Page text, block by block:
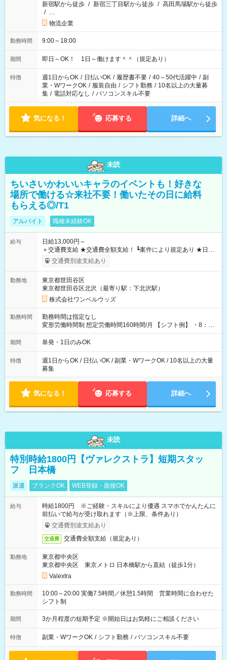
新宿駅から徒歩 / 新宿三丁目駅から徒歩 / 高田馬場駅から徒歩
/ …
物流企業
勤務時間 9:00～18:00
期間 即日～OK！ 1日～働けます＾＾（規定あり）
特徴 週1日からOK / 日払いOK / 履歴書不要 / 40～50代活躍中 / 副
業・WワークOK / 服装自由 / シフト勤務 / 10名以上の大量募
集 / 電話対応なし / パソコンスキル不要
気になる！ 応募する 詳細へ
未読
ちいさいかわいいキャラのイベントも！好きな
場所で働ける☆来社不要！働いたその日に給料
もらえる◎/T1
アルバイト 職種未経験OK
給与
日給13,000円～
＋交通費支給 ★交通費全額支給！ ┗案件により規定あり ★日払
いOK！（規定あり） ┗働いたその日に現金GET♪ お仕事後はコ
ンビニATMから 日払い分を引き落とせます！ 【試用期間】試
交通費別途支給あり
勤務地
東京都世田谷区
東京都世田谷区北沢（最寄り駅：下北沢駅）
株式会社ワンベルウッズ
勤務時間
勤務時間は指定なし
変形労働時間制 想定労働時間160時間/月 【シフト例】 ・8：00
～21：00
期間 単発・1日のみOK
特徴
週1日からOK / 日払いOK / 副業・WワークOK / 10名以上の大量
募集
気になる！ 応募する 詳細へ
未読
特別時給1800円【ヴァレクストラ】短期スタッ
フ 日本橋
派遣 ブランクOK WEB登録・面接OK
給与
時給1800円 ※ご経験・スキルにより優遇 スマホでかんたんに
前払いで給与が受け取れます（※上限、条件あり）
交通費別途支給あり
交通費 交通費全額支給（規定あり）
勤務地
東京都中央区
東京都中央区 東京メトロ 日本橋駅から直結（徒歩1分）
Valextra
勤務時間
10:00～20:00 実働7.5時間／休憩1.5時間 営業時間に合わせた
シフト制
期間 3か月程度の短期予定 ※開始日はお気軽にご相談ください
特徴 副業・WワークOK / シフト勤務 / パソコンスキル不要